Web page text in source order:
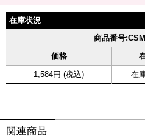
在庫状況
商品番号
価格
1,584円 (税込)
在